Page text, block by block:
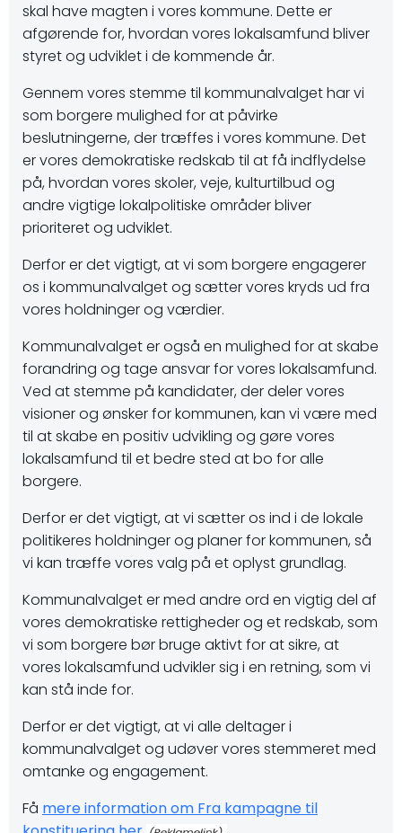
skal have magten i vores kommune. Dette er
afgørende for, hvordan vores lokalsamfund bliver
styret og udviklet i de kommende år.
Gennem vores stemme til kommunalvalget har vi
som borgere mulighed for at påvirke
beslutningerne, der træffes i vores kommune. Det
er vores demokratiske redskab til at få indflydelse
på, hvordan vores skoler, veje, kulturtilbud og
andre vigtige lokalpolitiske områder bliver
prioriteret og udviklet.
Derfor er det vigtigt, at vi som borgere engagerer
os i kommunalvalget og sætter vores kryds ud fra
vores holdninger og værdier.
Kommunalvalget er også en mulighed for at skabe
forandring og tage ansvar for vores lokalsamfund.
Ved at stemme på kandidater, der deler vores
visioner og ønsker for kommunen, kan vi være med
til at skabe en positiv udvikling og gøre vores
lokalsamfund til et bedre sted at bo for alle
borgere.
Derfor er det vigtigt, at vi sætter os ind i de lokale
politikeres holdninger og planer for kommunen, så
vi kan træffe vores valg på et oplyst grundlag.
Kommunalvalget er med andre ord en vigtig del af
vores demokratiske rettigheder og et redskab, som
vi som borgere bør bruge aktivt for at sikre, at
vores lokalsamfund udvikler sig i en retning, som vi
kan stå inde for.
Derfor er det vigtigt, at vi alle deltager i
kommunalvalget og udøver vores stemmeret med
omtanke og engagement.
Få mere information om Fra kampagne til